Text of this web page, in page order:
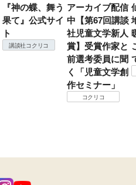
『神の蝶、舞う
果て』公式サイ
ト
講談社コクリコ
アーカイブ配信
中【第67回講談
社児童文学新人
賞】受賞作家と
前選考委員に聞
く「児童文学創
作セミナー」
コクリコ